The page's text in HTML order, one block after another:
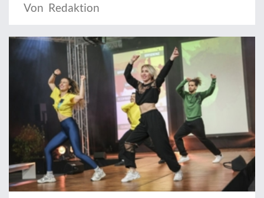
Von Redaktion